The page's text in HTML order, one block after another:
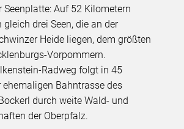
Seenplatte: Auf 52 Kilometern
drei Seen, die an der
Heide liegen, dem größten
Vorpommern.
Radweg folgt in 45
ehemaligen Bahntrasse des
durch weite Wald- und
der Oberpfalz.